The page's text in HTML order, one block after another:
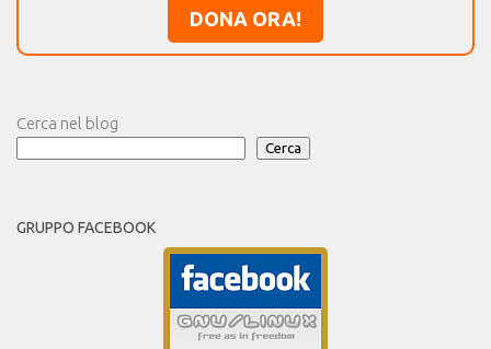
DONA ORA!
Cerca nel blog
Cerca
GRUPPO FACEBOOK